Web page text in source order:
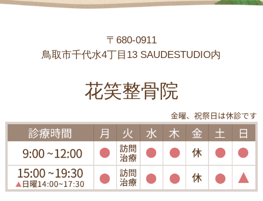
〒680-0911
鳥取市千代水4丁目13 SAUDESTUDIO内
花笑整骨院